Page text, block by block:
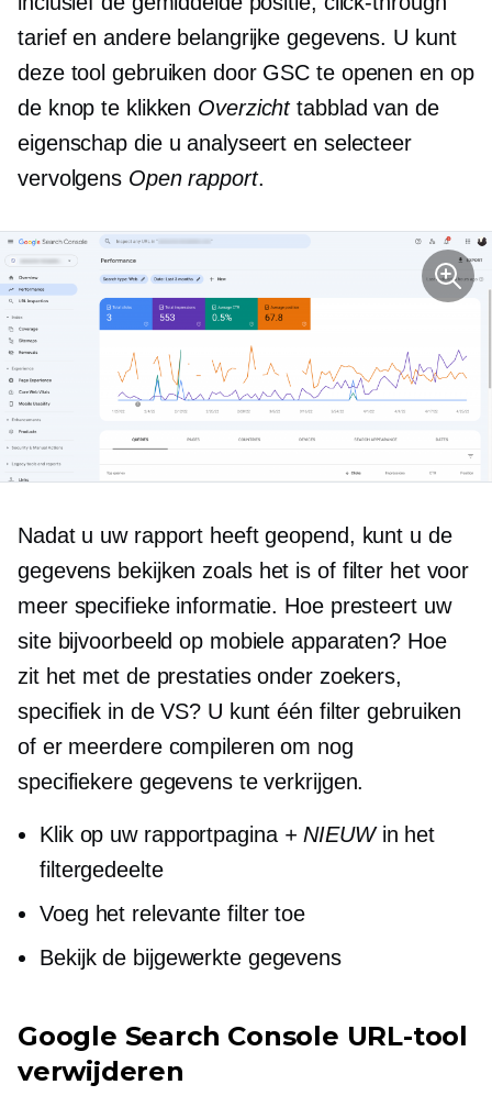
tarief en andere belangrijke gegevens. U kunt
deze tool gebruiken door GSC te openen en op
de knop te klikken Overzichttabblad van de
eigenschap die u analyseert en selecteer
vervolgens Open rapport.
Nadat u uw rapport heeft geopend, kunt u de
gegevens bekijken zoals het is of filter het voor
meer specifieke informatie. Hoe presteert uw
site bijvoorbeeld op mobiele apparaten? Hoe
zit het met de prestaties onder zoekers,
specifiek in de VS? U kunt één filter gebruiken
of er meerdere compileren om nog
specifiekere gegevens te verkrijgen.
Klik op uw rapportpagina + NIEUWin het
filtergedeelte
Voeg het relevante filter toe
Bekijk de bijgewerkte gegevens
Google Search Console URL-tool
verwijderen